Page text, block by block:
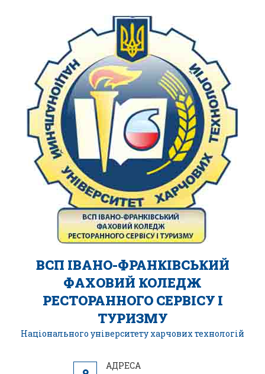
ВСП ІВАНО-ФРАНКІВСЬКИЙ
ФАХОВИЙ КОЛЕДЖ
РЕСТОРАННОГО СЕРВІСУ І
ТУРИЗМУ
Національного університету харчових технологій